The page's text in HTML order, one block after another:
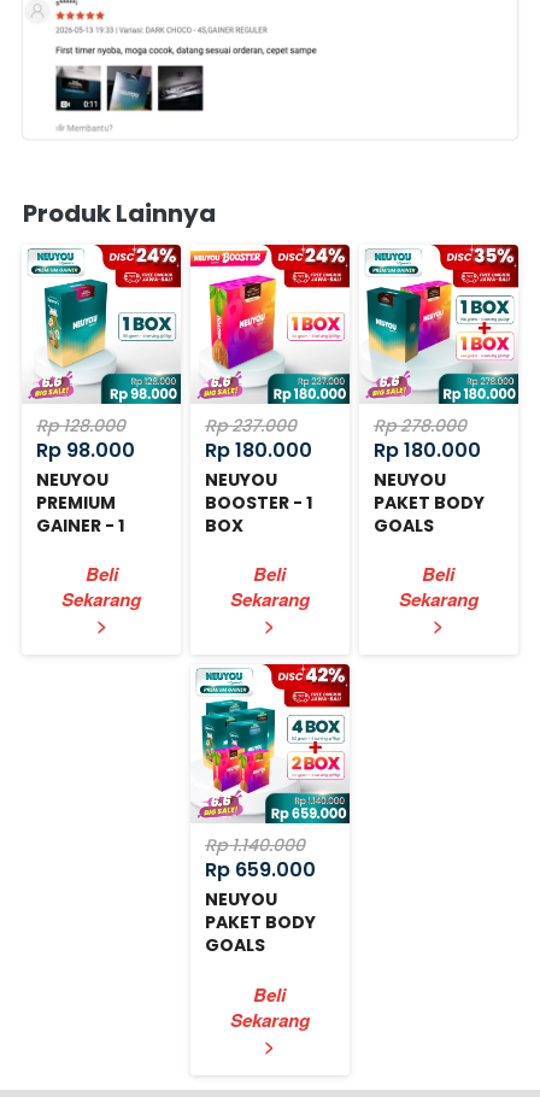
Produk Lainnya
Rp 128.000
Rp 98.000
NEUYOU
PREMIUM
GAINER - 1
`
Beli
Sekarang
>
Rp 237.000
Rp 180.000
NEUYOU
BOOSTER - 1
BOX
`
Beli
Sekarang
>
Rp 278.000
Rp 180.000
NEUYOU
PAKET BODY
GOALS
`
Beli
Sekarang
>
Rp 1.140.000
Rp 659.000
NEUYOU
PAKET BODY
GOALS
`
Beli
Sekarang
>